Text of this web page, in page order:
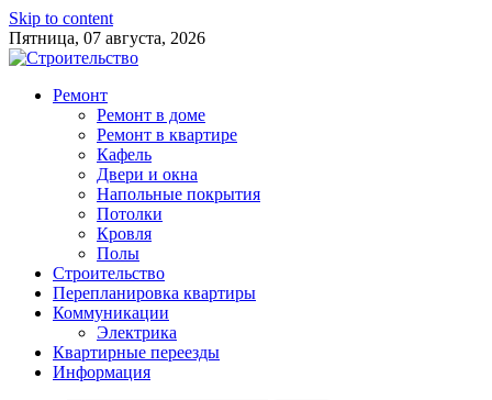
Skip to content
Пятница, 07 августа, 2026
Ремонт
Ремонт в доме
Ремонт в квартире
Кафель
Двери и окна
Напольные покрытия
Потолки
Кровля
Полы
Строительство
Перепланировка квартиры
Коммуникации
Электрика
Квартирные переезды
Информация